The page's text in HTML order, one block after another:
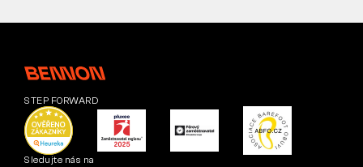
STEP FORWARD
Sledujte nás na